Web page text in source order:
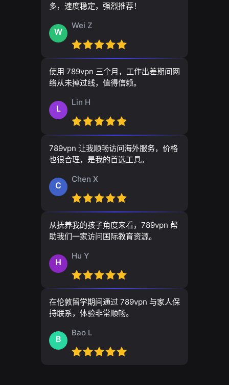
多，速度稳定，强烈推荐！
W
Wei Z
使用 789vpn 三个月，工作出差期间网
络从未掉过线，值得信赖。
L
Lin H
789vpn 让我顺畅访问海外服务，价格
也很合理，是我的首选工具。
C
Chen X
从抚养我的孩子角度来看，789vpn 帮
助我们一家访问国际教育资源。
H
Hu Y
在伦敦留学期间通过 789vpn 与家人保
持联系，体验非常顺畅。
B
Bao L